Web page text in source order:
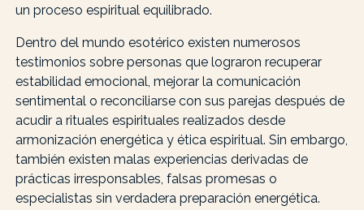
un proceso espiritual equilibrado.
Dentro del mundo esotérico existen numerosos
testimonios sobre personas que lograron recuperar
estabilidad emocional, mejorar la comunicación
sentimental o reconciliarse con sus parejas después de
acudir a rituales espirituales realizados desde
armonización energética y ética espiritual. Sin embargo,
también existen malas experiencias derivadas de
prácticas irresponsables, falsas promesas o
especialistas sin verdadera preparación energética.